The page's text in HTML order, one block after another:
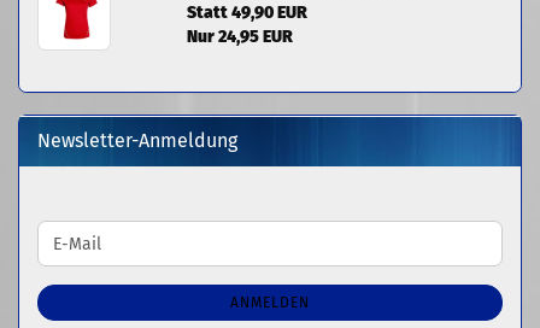
Statt 49,90 EUR
Nur 24,95 EUR
Newsletter-Anmeldung
WEITER
ZUR
ANMELDUNG
E-
Mail
ANMELDEN